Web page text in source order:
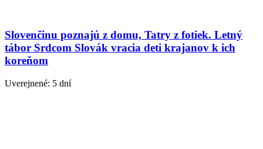
Slovenčinu poznajú z domu, Tatry z fotiek. Letný
tábor Srdcom Slovák vracia deti krajanov k ich
koreňom
Uverejnené: 5 dní